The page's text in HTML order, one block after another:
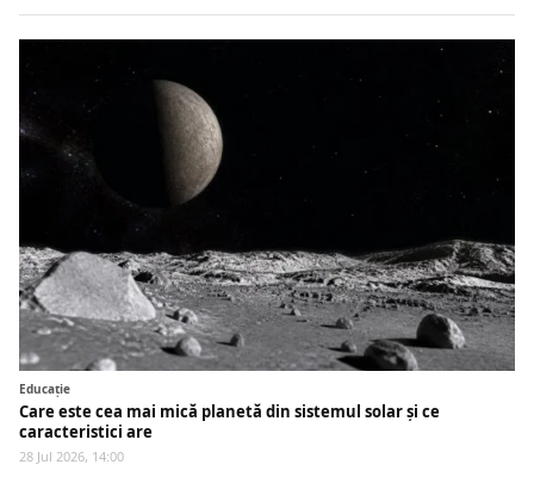
Educaţie
Care este cea mai mică planetă din sistemul solar și ce
caracteristici are
28 Jul 2026, 14:00